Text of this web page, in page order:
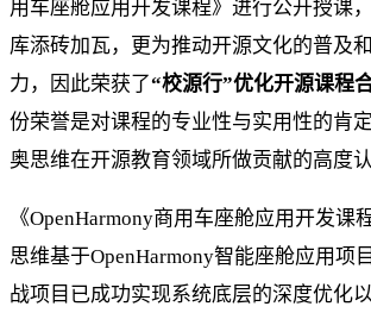
用车座舱应用开发课程》进行公开授课
库添砖加瓦，更为推动开源文化的普及
力，因此荣获了“校源行”优化开源课程
份荣誉是对课程的专业性与实用性的肯
奥思维在开源教育领域所做贡献的高度认
《OpenHarmony商用车座舱应用开发课
思维基于OpenHarmony智能座舱应用项
战项目已成功实现系统底层的深度优化